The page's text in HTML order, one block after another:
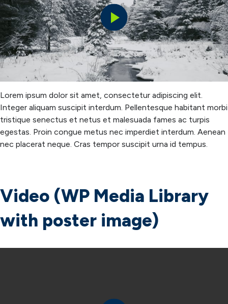
Play
Video
Lorem ipsum dolor sit amet, consectetur adipiscing elit.
Integer aliquam suscipit interdum. Pellentesque habitant morbi
tristique senectus et netus et malesuada fames ac turpis
egestas. Proin congue metus nec imperdiet interdum. Aenean
nec placerat neque. Cras tempor suscipit urna id tempus.
Video (WP Media Library
with poster image)